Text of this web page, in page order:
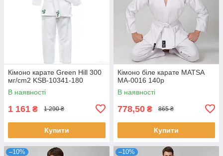
Кімоно карате Green Hill 300
мг/cm2 KSB-10341-180
В наявності
1 161 ₴ 1 290 ₴
Купити
Кімоно біле карате MATSA
MA-0016 140p
В наявності
778,50 ₴ 865 ₴
Купити
–10% –10%